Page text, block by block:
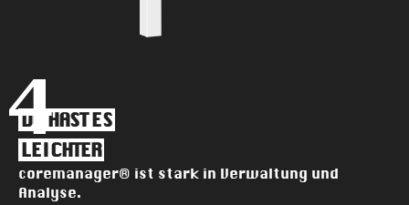
4
DU HAST ES
LEICHTER
coremanager® ist stark in Verwaltung und
Analyse.